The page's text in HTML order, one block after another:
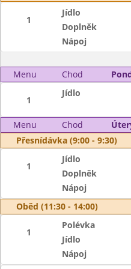
1
Jídlo
Doplněk
Nápoj
Menu Chod
1
Jídlo
Menu Chod
Přesnídávka (9:00 - 9:30)
1
Jídlo
Doplněk
Nápoj
Oběd (11:30 - 14:00)
1
Polévka
Jídlo
Nápoj